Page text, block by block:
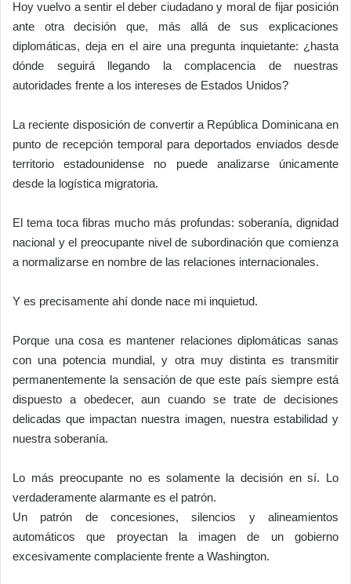
Hoy vuelvo a sentir el deber ciudadano y moral de fijar posición
ante otra decisión que, más allá de sus explicaciones
diplomáticas, deja en el aire una pregunta inquietante: ¿hasta
dónde seguirá llegando la complacencia de nuestras
autoridades frente a los intereses de Estados Unidos?
La reciente disposición de convertir a República Dominicana en
punto de recepción temporal para deportados enviados desde
territorio estadounidense no puede analizarse únicamente
desde la logística migratoria.
El tema toca fibras mucho más profundas: soberanía, dignidad
nacional y el preocupante nivel de subordinación que comienza
a normalizarse en nombre de las relaciones internacionales.
Y es precisamente ahí donde nace mi inquietud.
Porque una cosa es mantener relaciones diplomáticas sanas
con una potencia mundial, y otra muy distinta es transmitir
permanentemente la sensación de que este país siempre está
dispuesto a obedecer, aun cuando se trate de decisiones
delicadas que impactan nuestra imagen, nuestra estabilidad y
nuestra soberanía.
Lo más preocupante no es solamente la decisión en sí. Lo
verdaderamente alarmante es el patrón.
Un patrón de concesiones, silencios y alineamientos
automáticos que proyectan la imagen de un gobierno
excesivamente complaciente frente a Washington.